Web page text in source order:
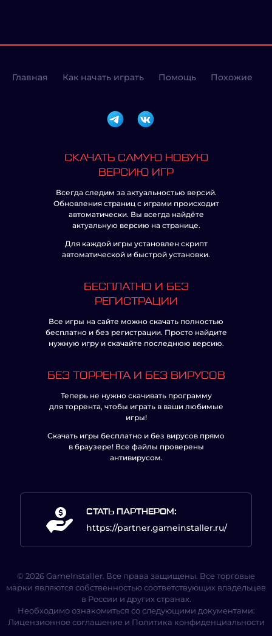
Главная Как начать играть Помощь Похожие
СКАЧАТЬ САМУЮ НОВУЮ
ВЕРСИЮ ИГР
Всегда следим за актуальностью версий.
Обновления страниц с играми происходит
автоматически. Вы всегда найдёте
актуальную версию на странице.
Для каждой игры установлен скрипт
автоматической и быстрой установки.
БЕСПЛАТНО И БЕЗ
РЕГИСТРАЦИИ
Все игры на сайте можно скачать полностью
бесплатно и без регистрации. Просто найдите
нужную игру и скачайте последнюю версию.
БЕЗ ТОРРЕНТА И БЕЗ ВИРУСОВ
Теперь не нужно скачивать программу
для торрента, чтобы играть в ваши любимые
игры!
Скачать игры бесплатно и без вирусов прямо
в браузере! Все файлы проверены
антивирусом.
СТАТЬ ПАРТНЕРОМ:
https://partner.gameinstaller.ru/
© 2026 GameInstaller. Все права защищены. Все торговые
марки являются собственностью соответствующих владельцев
в России и других странах.
Необходимо ознакомиться со следующими документами:
Лицензионное соглашение и Политика конфиденциальности